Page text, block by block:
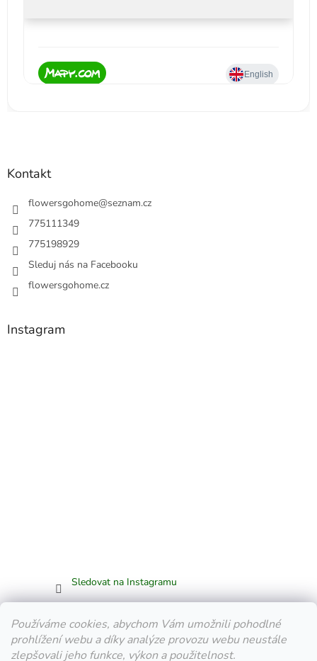
Používáme cookies, abychom Vám umožnili pohodlné
prohlížení webu a díky analýze provozu webu neustále
zlepšovali jeho funkce, výkon a použitelnost.
Kontakt
flowersgohome@seznam.cz
775111349
775198929
Sleduj nás na Facebooku
flowersgohome.cz
Instagram
Sledovat na Instagramu
Facebook